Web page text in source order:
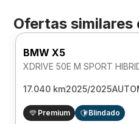
Ofertas similares
BMW X5
17.040 km2025/2025
Premium Blindado